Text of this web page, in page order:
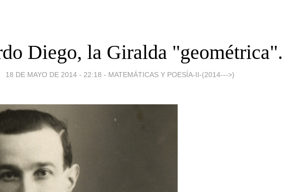
Diego, la Giralda "geométrica".
18 DE MAYO DE 2014 - 22:18 - MATEMÁTICAS Y POESÍA-II-(2014--->)